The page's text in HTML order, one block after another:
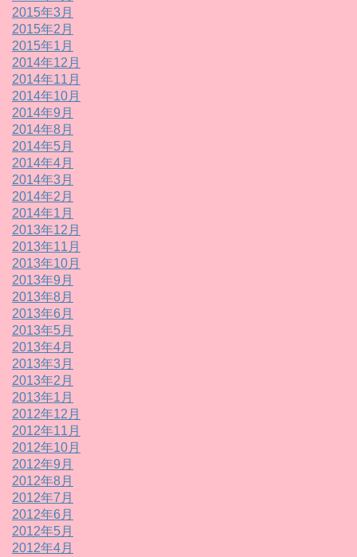
2015年3月
2015年2月
2015年1月
2014年12月
2014年11月
2014年10月
2014年9月
2014年8月
2014年5月
2014年4月
2014年3月
2014年2月
2014年1月
2013年12月
2013年11月
2013年10月
2013年9月
2013年8月
2013年6月
2013年5月
2013年4月
2013年3月
2013年2月
2013年1月
2012年12月
2012年11月
2012年10月
2012年9月
2012年8月
2012年7月
2012年6月
2012年5月
2012年4月